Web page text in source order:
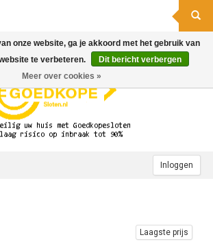
Inloggen
Laagste prijs
onze website, ga je akkoord met het gebruik van
te verbeteren.
Dit bericht verbergen
Meer over cookies »